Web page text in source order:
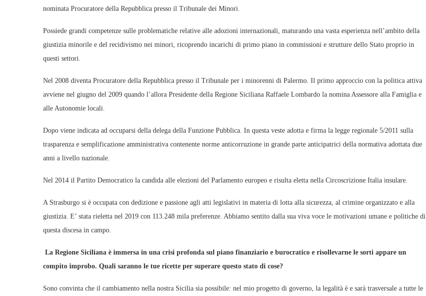
nominata Procuratore della Repubblica presso il Tribunale dei Minori.
Possiede grandi competenze sulle problematiche relative alle adozioni internazionali, maturando una vasta esperienza nell’ambito della
giustizia minorile e del recidivismo nei minori, ricoprendo incarichi di primo piano in commissioni e strutture dello Stato proprio in
questi settori.
Nel 2008 diventa Procuratore della Repubblica presso il Tribunale per i minorenni di Palermo. Il primo approccio con la politica attiva
avviene nel giugno del 2009 quando l’allora Presidente della Regione Siciliana Raffaele Lombardo la nomina Assessore alla Famiglia e
alle Autonomie locali.
Dopo viene indicata ad occuparsi della delega della Funzione Pubblica. In questa veste adotta e firma la legge regionale 5/2011 sulla
trasparenza e semplificazione amministrativa contenente norme anticorruzione in grande parte anticipatrici della normativa adottata due
anni a livello nazionale.
Nel 2014 il Partito Democratico la candida alle elezioni del Parlamento europeo e risulta eletta nella Circoscrizione Italia insulare.
A Strasburgo si è occupata con dedizione e passione agli atti legislativi in materia di lotta alla sicurezza, al crimine organizzato e alla
giustizia. E’ stata rieletta nel 2019 con 113.248 mila preferenze. Abbiamo sentito dalla sua viva voce le motivazioni umane e politiche di
questa discesa in campo.
La Regione Siciliana è immersa in una crisi profonda sul piano finanziario e burocratico e risollevarne le sorti appare un
compito improbo. Quali saranno le tue ricette per superare questo stato di cose?
Sono convinta che il cambiamento nella nostra Sicilia sia possibile: nel mio progetto di governo, la legalità è e sarà trasversale a tutte le